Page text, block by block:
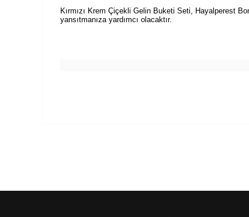
Kırmızı Krem Çiçekli Gelin Buketi Seti, Hayalperest
yansıtmanıza yardımcı olacaktır.